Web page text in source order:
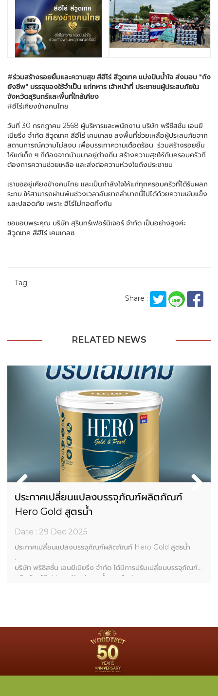
Next
#ร่วมสร้างรอยยิ้มและความสุข สีฮีโร่ สีวูดเทค แบ่งปันน้ำใจ ส่งมอบ "ถัง
ยังชีพ" บรรจุของใช้จำเป็น แก่ทหาร เจ้าหน้าที่ ประชาชนผู้ประสบภัยใน
จังหวัดสุรินทร์และพื้นที่ใกล้เคียง
#ฮีโร่เคียงข้างคนไทย
วันที่ 30 กรกฎาคม 2568 ผู้บริหารและพนักงาน บริษัท พรีซีสชั่น เอนยี
เนียริ่ง จำกัด สีวูดเทค สีฮีโร่ เคมเกลซ ลงพื้นที่ช่วยเหลือผู้ประสบภัยจาก
สถานการณ์ความไม่สงบ เพื่อบรรเทาความเดือดร้อน ร่วมสร้างรอยยิ้ม
ให้แก่เด็ก ๆ ที่ต้องจากบ้านมาอยู่ต่างถิ่น สร้างความสุขให้กับครอบครัวที่
ต้องการความช่วยเหลือ และส่งต่อความห่วงใยถึงประชาชน
เราขออยู่เคียงข้างคนไทย และเป็นกำลังใจให้แก่ทุกครอบครัวที่ได้รับผลก
ระทบ ให้สามารถผ่านพ้นช่วงเวลาอันยากลำบากนี้ไปได้ด้วยความเข้มแข็ง
และปลอดภัย เพราะ ฮีโร่ไม่ทอดทิ้งกัน
ขอขอบพระคุณ บริษัท สุรินทร์เฟอร์นิเจอร์ จำกัด เป็นอย่างสูงค่ะ
สีวูดเทค สีฮีโร่ เคมเกลซ
Tag :
Share :
RELATED NEWS
ประกาศเปลี่ยนแปลงบรรจุภัณฑ์ผลิตภัณฑ์
Hero Gold สูตรน้ำ
Date : 29 Dec 2025
ประกาศเปลี่ยนแปลงบรรจุภัณฑ์ผลิตภัณฑ์ Hero Gold สูตรน้ำ
.
บริษัท พรีซีสชั่น เอนยีเนียริ่ง จำกัด ได้มีการปรับเปลี่ยนบรรจุภัณฑ์
ผลิตภัณฑ์สี Hero Gold สูตรน้ำ แบบใหม่
ษัทฯ แต่อย่างใด
บริษัทฯ ขออภัยกับเหตุการณ์ที่เกิดขึ้น และให้ความเคารพต่อ บริษัท
ในฐานะผู้ประกอบการในอุตสาหกรรมเดียวกัน บริษัทฯ จึงได้เร่ง